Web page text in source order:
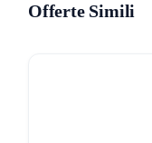
chicca è la
Il display LCD ti
Offerte Simili